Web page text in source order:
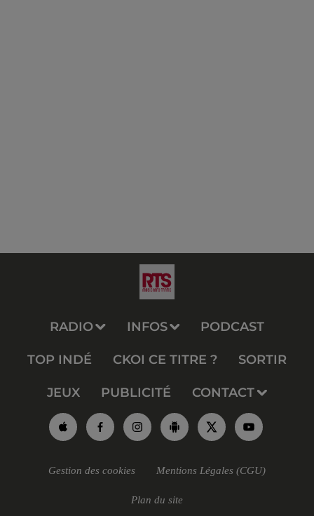
RADIO INFOS PODCAST
TOP INDÉ CKOI CE TITRE ? SORTIR
JEUX PUBLICITÉ CONTACT
Gestion des cookies Mentions Légales (CGU)
Plan du site